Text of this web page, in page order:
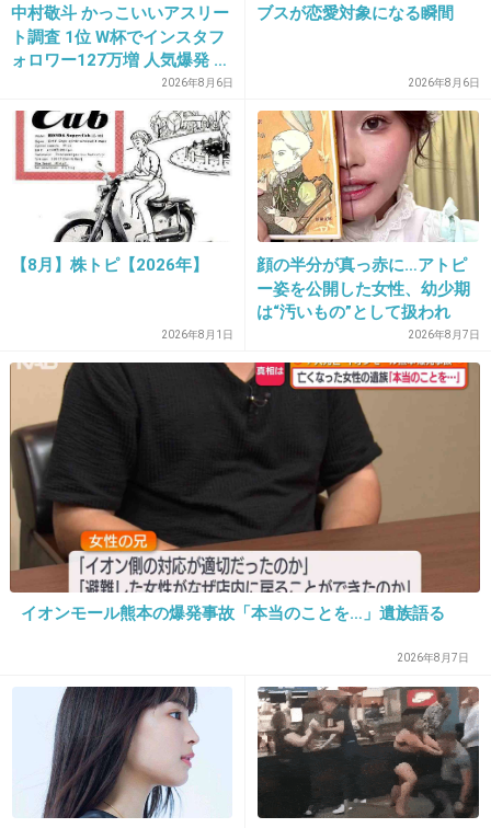
メンバーは大変だね。
24. 匿名2013/12/04(水) 14:04:37
旦那は結婚前から浮気性だったんでしょ？
なのに浮気に耐えられずに離婚ってのもなんか
変なのって思っちゃう。
鈴木紗理奈が離婚 互いに自己主張強く
夫の度重なる浮気が原因 ― スポニチ
Sponichi Annex 芸能
www.sponichi.co.jp
タレント鈴木紗理奈（３６）が４日、レゲエユニット「Ｉｎｆｉｎｉｔｙ
１６」のＴＥＬＡ―Ｃ（テラシー、年齢非公表）との離婚を発表した。３日
に離婚届を提出した。 互いに自己主張が強いためケンカの多い夫婦だった
が、離婚を決断した理由は、夫の度重なる浮気に「紗理奈が耐えきれなく
なった」（友人）。紗理奈は結婚後にバラエティー番組で夫の浮気につい
て赤裸々に話したことがある。
+64
新しい物を作り出すんじゃなくて、私生活の切
り売りですか
-1
中村敬斗 かっこいいアスリー
ト調査 1位 W杯でインスタフ
ォロワー127万増 人気爆発 …
2位 高橋藍 3位 大谷翔平2026年8月6日
ブスが恋愛対象になる瞬間
2026年8月6日
【8月】株トピ【2026年】
2026年8月1日
顔の半分が真っ赤に…アトピ
ー姿を公開した女性、幼少期
は“汚いもの”として扱われ
「人に触れる行為に罪悪感を
持っていた」
2026年8月7日
イオンモール熊本の爆発事故「本当のことを…」遺族語る
2026年8月7日